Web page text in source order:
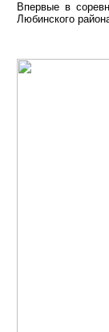
Впервые в
Любинского